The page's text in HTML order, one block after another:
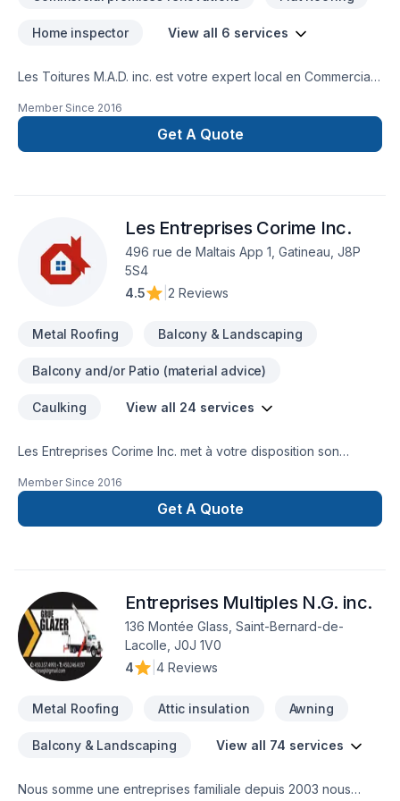
Home inspector View all 6 services
Les Toitures M.A.D. inc. est votre expert local en Commercial,
secteurs de Eastern
Ontario,Estrie,Laurentides,Laval,Montérégie,Outaouais,
combinant expérience, innovation et rigueur. Notre mission :
engagement est simple : offrir un service d'exception, centré
sur vos besoins et vos aspirations.
Member Since 2016
Get A Quote
Les Entreprises Corime Inc.
496 rue de Maltais App 1, Gatineau, J8P
5S4
4.5
2 Reviews
Metal Roofing Balcony & Landscaping
Balcony and/or Patio (material advice)
Caulking View all 24 services
Les Entreprises Corime Inc. met à votre disposition son
Margelle, Patio, Portes et fenêtres, Puit de lumière,
Revêtement extérieur, Soudeur, Toiture, Toiture en acier,
Vitrerie pour embellir vos espaces à Eastern
soumission personnalisée et démarrez votre projet en toute
confiance.
Member Since 2016
Get A Quote
Entreprises Multiples N.G. inc.
136 Montée Glass, Saint-Bernard-de-
Lacolle, J0J 1V0
4
4 Reviews
Metal Roofing Attic insulation Awning
Balcony & Landscaping View all 74 services
Nous somme une entreprises familiale depuis 2003 nous